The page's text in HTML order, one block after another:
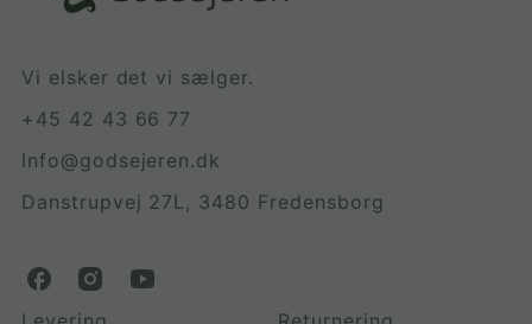
Vi elsker det vi sælger.
+45 42 43 66 77
Info@godsejeren.dk
Danstrupvej 27L, 3480 Fredensborg
G
o
G
o
G